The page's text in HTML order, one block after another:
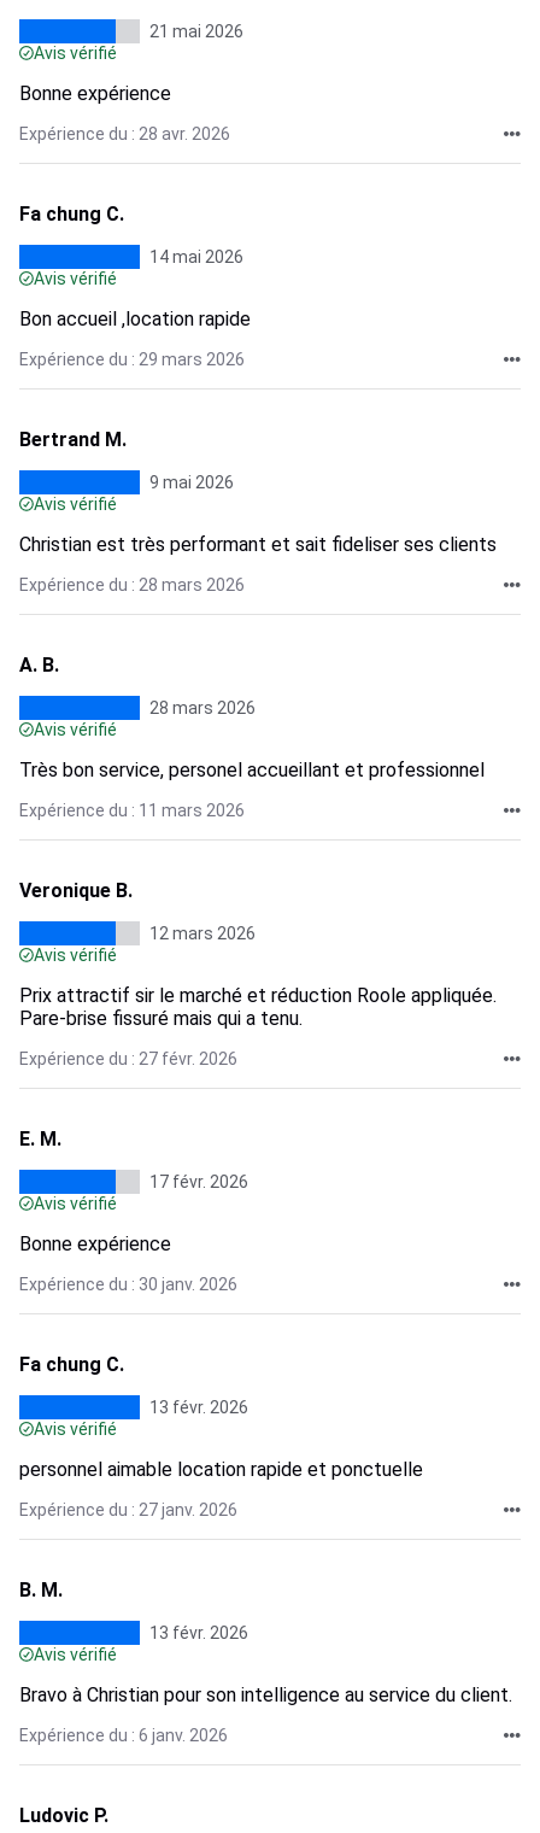
21 mai 2026
Avis vérifié
Bonne expérience
Expérience du : 28 avr. 2026
Fa chung C.
14 mai 2026
Avis vérifié
Bon accueil ,location rapide
Expérience du : 29 mars 2026
Bertrand M.
9 mai 2026
Avis vérifié
Christian est très performant et sait fideliser ses clients
Expérience du : 28 mars 2026
A. B.
28 mars 2026
Avis vérifié
Très bon service, personel accueillant et professionnel
Expérience du : 11 mars 2026
Veronique B.
12 mars 2026
Avis vérifié
Prix attractif sir le marché et réduction Roole appliquée.
Pare-brise fissuré mais qui a tenu.
Expérience du : 27 févr. 2026
E. M.
17 févr. 2026
Avis vérifié
Bonne expérience
Expérience du : 30 janv. 2026
Fa chung C.
13 févr. 2026
Avis vérifié
personnel aimable location rapide et ponctuelle
Expérience du : 27 janv. 2026
B. M.
13 févr. 2026
Avis vérifié
Bravo à Christian pour son intelligence au service du client.
Expérience du : 6 janv. 2026
Ludovic P.